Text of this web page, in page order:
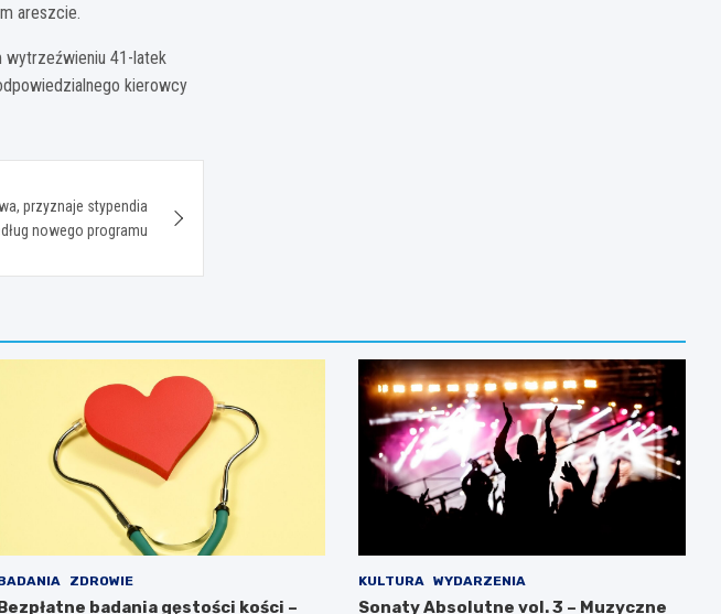
areszcie.
wytrzeźwieniu 41-latek
kierowcy
przyznaje stypendia
nowego programu
ZDROWIE
Bezpłatne badania gęstości kości –
KULTURA WYDARZENIA
Sonaty Absolutne vol. 3 – Muzyczne